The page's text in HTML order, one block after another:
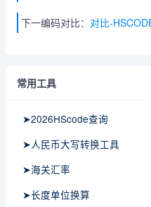
下一编码对比： 对比-
常用工具
➤2026HScode查询
➤人民币大写转换工具
➤海关汇率
➤长度单位换算